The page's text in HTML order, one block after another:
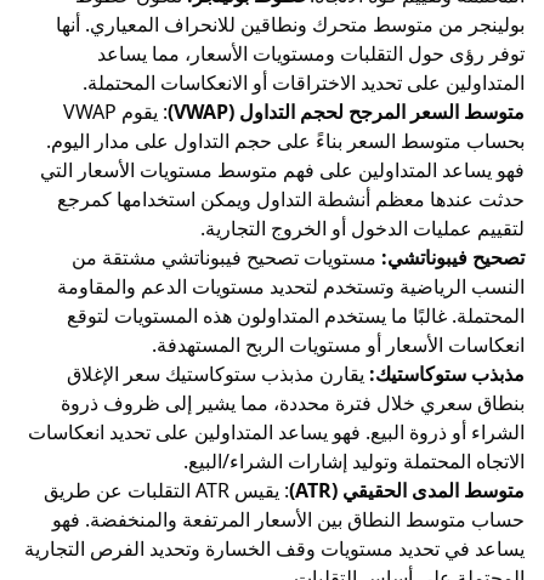
بولينجر من متوسط متحرك ونطاقين للانحراف المعياري. أنها
توفر رؤى حول التقلبات ومستويات الأسعار، مما يساعد
المتداولين على تحديد الاختراقات أو الانعكاسات المحتملة.
متوسط السعر المرجح لحجم التداول (VWAP)
: يقوم VWAP
بحساب متوسط السعر بناءً على حجم التداول على مدار اليوم.
فهو يساعد المتداولين على فهم متوسط مستويات الأسعار التي
حدثت عندها معظم أنشطة التداول ويمكن استخدامها كمرجع
لتقييم عمليات الدخول أو الخروج التجارية.
تصحيح فيبوناتشي: مستويات تصحيح فيبوناتشي مشتقة من
النسب الرياضية وتستخدم لتحديد مستويات الدعم والمقاومة
المحتملة. غالبًا ما يستخدم المتداولون هذه المستويات لتوقع
انعكاسات الأسعار أو مستويات الربح المستهدفة.
مذبذب ستوكاستيك: يقارن مذبذب ستوكاستيك سعر الإغلاق
بنطاق سعري خلال فترة محددة، مما يشير إلى ظروف ذروة
الشراء أو ذروة البيع. فهو يساعد المتداولين على تحديد انعكاسات
الاتجاه المحتملة وتوليد إشارات الشراء/البيع.
متوسط المدى الحقيقي (ATR)
: يقيس ATR التقلبات عن طريق
حساب متوسط النطاق بين الأسعار المرتفعة والمنخفضة. فهو
يساعد في تحديد مستويات وقف الخسارة وتحديد الفرص التجارية